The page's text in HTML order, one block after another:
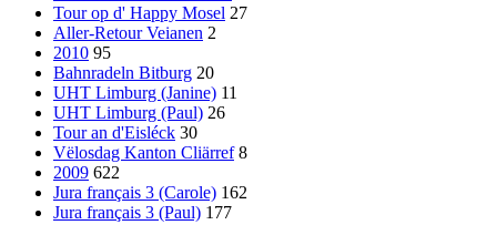
Tour op d' Happy Mosel 27
Aller-Retour Veianen 2
2010 95
Bahnradeln Bitburg 20
UHT Limburg (Janine) 11
UHT Limburg (Paul) 26
Tour an d'Eisléck 30
Vëlosdag Kanton Cliärref 8
2009 622
Jura français 3 (Carole) 162
Jura français 3 (Paul) 177